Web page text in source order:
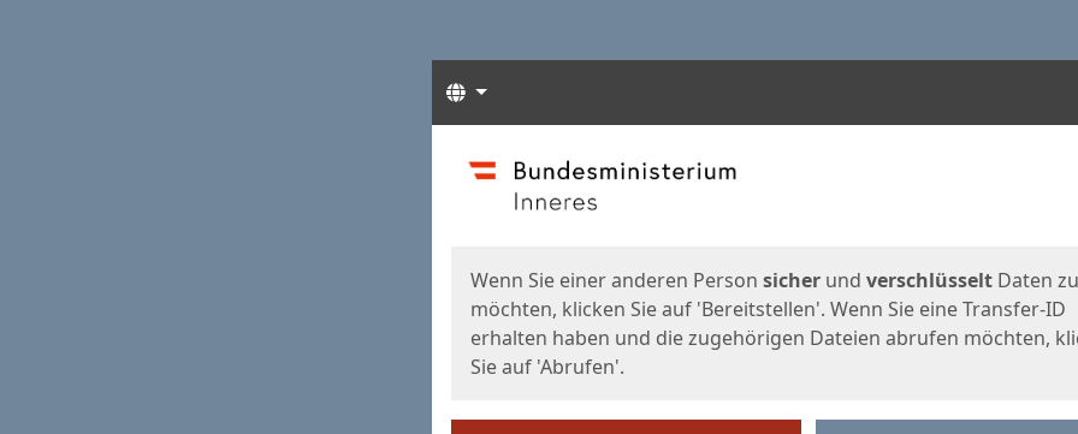
Sprachen
Start
Wenn Sie einer anderen Person sicher und verschlüsselt Daten
möchten, klicken Sie auf 'Bereitstellen'. Wenn Sie eine Transfer-ID
erhalten haben und die zugehörigen Dateien abrufen möchten,
Sie auf 'Abrufen'.